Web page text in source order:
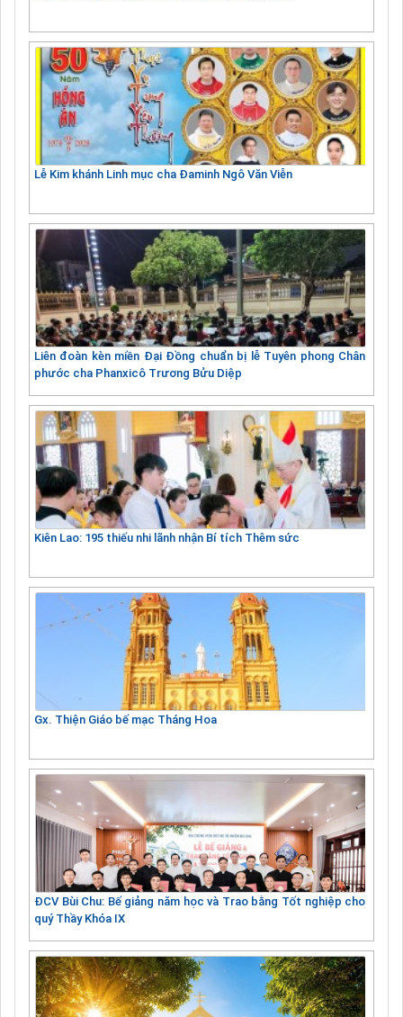
Lễ Kim khánh Linh mục cha Đaminh Ngô Văn Viễn
Liên đoàn kèn miền Đại Đồng chuẩn bị lễ Tuyên phong Chân
phước cha Phanxicô Trương Bửu Diệp
Kiên Lao: 195 thiếu nhi lãnh nhận Bí tích Thêm sức
Gx. Thiện Giáo bế mạc Tháng Hoa
ĐCV Bùi Chu: Bế giảng năm học và Trao bằng Tốt nghiệp cho
quý Thầy Khóa IX